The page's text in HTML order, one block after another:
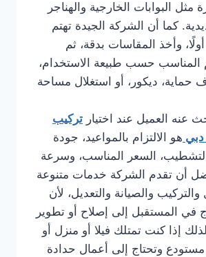
مثل البوابات الخارجية والهناجر
كما أن الشركة الجيدة تهتم
أولًا، وأخذ المقاسات بدقة، ثم
المناسب حسب طبيعة الاستخدام،
حماية، ديكور، أو استغلال مساحة
عنه العميل عند اختيار تركيب
دبي هو الالتزام بالمواعيد، جودة
التشطيب، السعر المناسب، وسرعة
أن تقدم الشركة خدمات متنوعة
والصيانة والتعديل، لأن
في المستقبل إلى إصلاح أو تطوير
إذا كنت تمتلك فيلا أو منزل أو
وتحتاج إلى أعمال حدادة